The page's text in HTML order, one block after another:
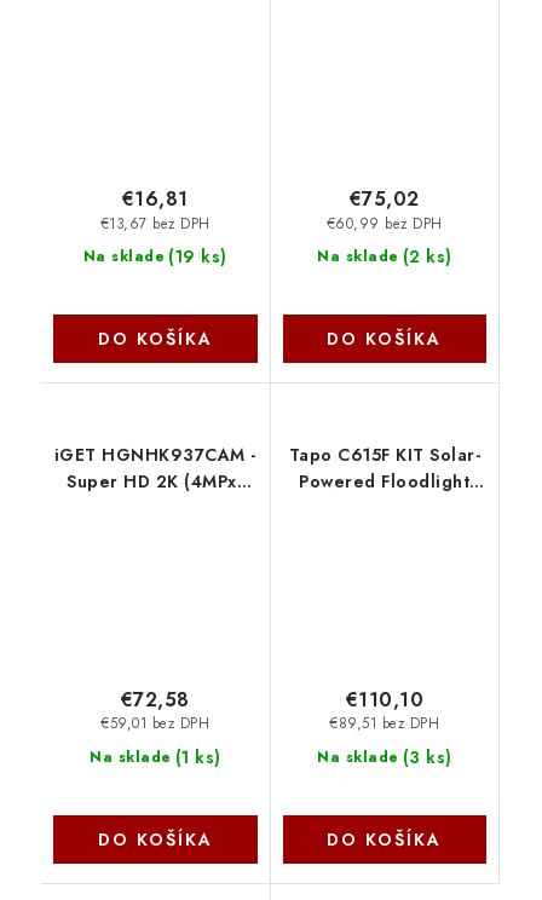
Na sklade (19 ks)
€13,67 bez DPH
€16,81
DO KOŠÍKA
Na sklade (2 ks)
€60,99 bez DPH
€75,02
DO KOŠÍKA
iGET HGNHK937CAM -
Super HD 2K (4MPx)
Na sklade (1 ks)
€59,01 bez DPH
€72,58
DO KOŠÍKA
Tapo C615F KIT Solar-
Powered Floodlight
Na sklade (3 ks)
€89,51 bez DPH
€110,10
DO KOŠÍKA